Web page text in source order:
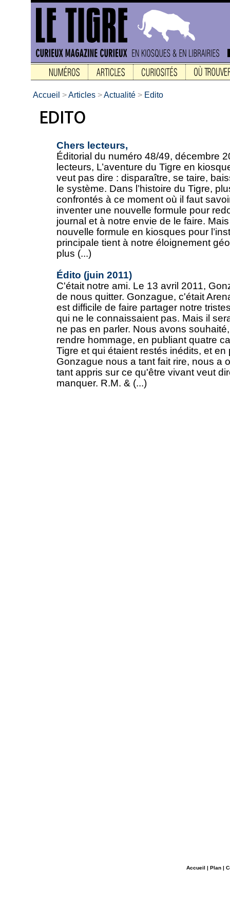
Accueil >Articles >Actualité > Edito
Chers lecteurs,
Éditorial du numéro 48/49, décembre
lecteurs, L’aventure du Tigre en
veut pas dire : disparaître, se taire,
le système. Dans l’histoire du Tigre,
confrontés à ce moment où il faut
inventer une nouvelle formule pour
journal et à notre envie de le faire.
nouvelle formule en kiosques pour
principale tient à notre éloignement
plus (...)
Édito (juin 2011)
C'était notre ami. Le 13 avril 2011,
de nous quitter. Gonzague, c'était
est difficile de faire partager notre
qui ne le connaissaient pas. Mais il
ne pas en parler. Nous avons
rendre hommage, en publiant quatre
Tigre et qui étaient restés inédits, et
Gonzague nous a tant fait rire, nous a
tant appris sur ce qu'être vivant veut
manquer. R.M. & (...)
Accueil | Plan|